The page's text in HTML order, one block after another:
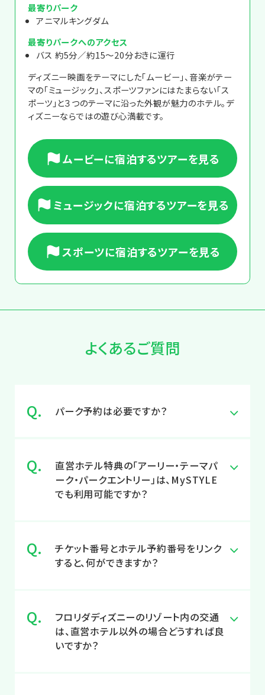
最寄りパーク
アニマルキングダム
最寄りパークへのアクセス
バス 約5分／約15～20分おきに運行
ディズニー映画をテーマにした「ムービー」、音楽がテー
マの「ミュージック」、スポーツファンにはたまらない「ス
ポーツ」と３つのテーマに沿った外観が魅力のホテル。デ
ィズニーならではの遊び心満載です。
ムービーに宿泊するツアーを見る
ミュージックに宿泊するツアーを見る
スポーツに宿泊するツアーを見る
よくあるご質問
パーク予約は必要ですか？
直営ホテル特典の「アーリー・テーマパ
ーク・パークエントリー」は、MySTYLE
でも利用可能ですか？
チケット番号とホテル予約番号をリンク
すると、何ができますか？
フロリダディズニーのリゾート内の交通
は、直営ホテル以外の場合どうすれば良
いですか？